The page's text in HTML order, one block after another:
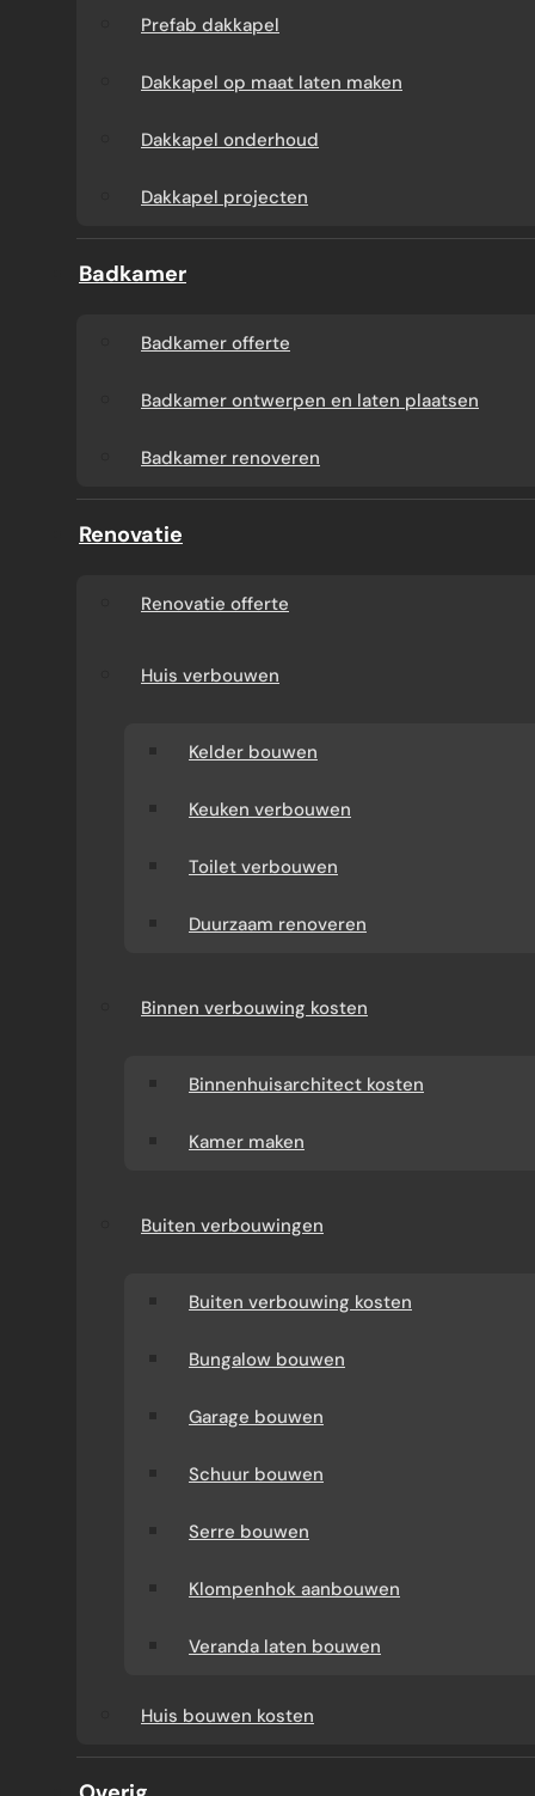
Prefab dakkapel
Dakkapel op maat laten maken
Dakkapel onderhoud
Dakkapel projecten
Badkamer
Badkamer offerte
Badkamer ontwerpen en laten plaatsen
Badkamer renoveren
Renovatie
Renovatie offerte
Huis verbouwen
Kelder bouwen
Keuken verbouwen
Toilet verbouwen
Duurzaam renoveren
Binnen verbouwing kosten
Binnenhuisarchitect kosten
Kamer maken
Buiten verbouwingen
Buiten verbouwing kosten
Bungalow bouwen
Garage bouwen
Schuur bouwen
Serre bouwen
Klompenhok aanbouwen
Veranda laten bouwen
Huis bouwen kosten
AANBOUW SPIJKENISSE